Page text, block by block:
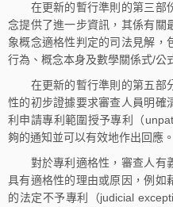
在更新的暫行準則的第三部
念提供了進一步資訊，其係有關
象概念適格性判定的司法見解，
行為、概念本身及數學關係式/公
在更新的暫行準則的第五部
性的初步證據要求審查人員明確
利申請專利範圍授予專利（
夠的通知並可以有效地作出回應。
對於專利適格性，審查人有
具有適格性的理由或原因，例如
的法定不予專利（judicial